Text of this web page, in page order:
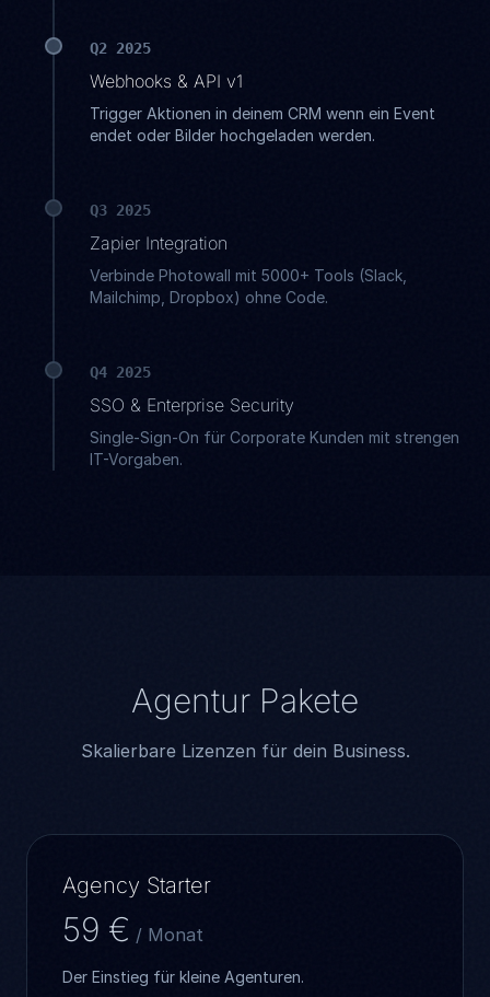
Q2 2025
Webhooks & API v1
Trigger Aktionen in deinem CRM wenn ein Event
endet oder Bilder hochgeladen werden.
Q3 2025
Zapier Integration
Verbinde Photowall mit 5000+ Tools (Slack,
Mailchimp, Dropbox) ohne Code.
Q4 2025
SSO & Enterprise Security
Single-Sign-On für Corporate Kunden mit strengen
IT-Vorgaben.
Agentur Pakete
Skalierbare Lizenzen für dein Business.
Agency Starter
59 € / Monat
Der Einstieg für kleine Agenturen.